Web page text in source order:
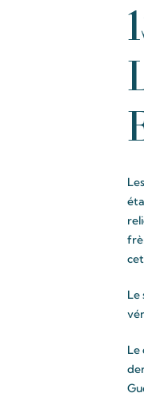
Le
Le